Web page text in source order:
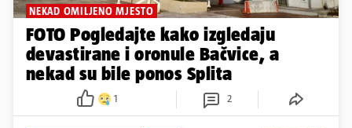
NEKAD OMILJENO MJESTO
FOTO Pogledajte kako izgledaju
devastirane i oronule Bačvice, a
nekad su bile ponos Splita
1 2